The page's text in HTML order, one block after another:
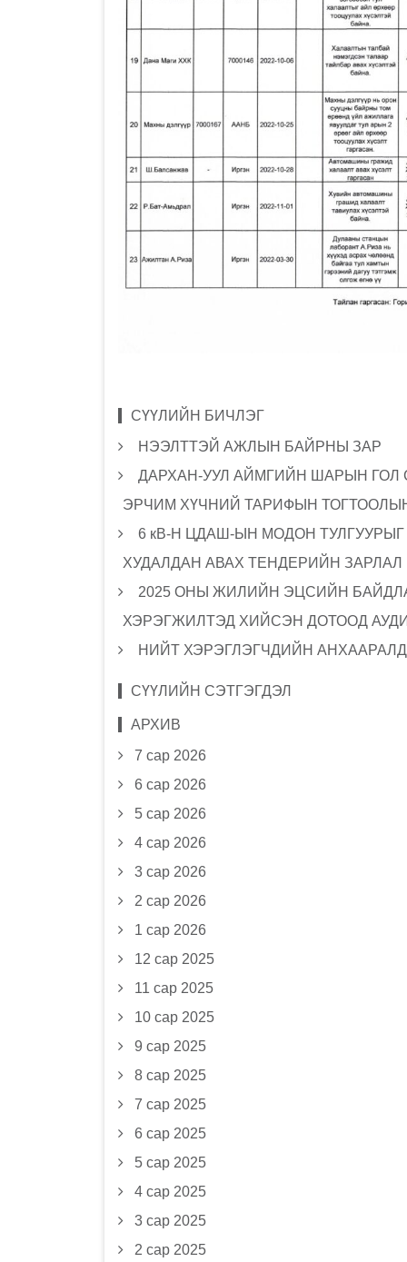
СҮҮЛИЙН БИЧЛЭГ
НЭЭЛТТЭЙ АЖЛЫН БАЙРНЫ ЗАР
ДАРХАН-УУЛ АЙМГИЙН ШАРЫН ГОЛ
ЭРЧИМ ХҮЧНИЙ ТАРИФЫН
6 кВ-Н ЦДАШ-ЫН МОДОН
ХУДАЛДАН АВАХ ТЕНДЕРИЙН ЗАРЛАЛ
2025 ОНЫ ЖИЛИЙН ЭЦСИЙН
ХЭРЭГЖИЛТЭД ХИЙСЭН ДОТООД
НИЙТ ХЭРЭГЛЭГЧДИЙН АНХААРАЛД
СҮҮЛИЙН СЭТГЭГДЭЛ
АРХИВ
7 сар 2026
6 сар 2026
5 сар 2026
4 сар 2026
3 сар 2026
2 сар 2026
1 сар 2026
12 сар 2025
11 сар 2025
10 сар 2025
9 сар 2025
8 сар 2025
7 сар 2025
6 сар 2025
5 сар 2025
4 сар 2025
3 сар 2025
2 сар 2025